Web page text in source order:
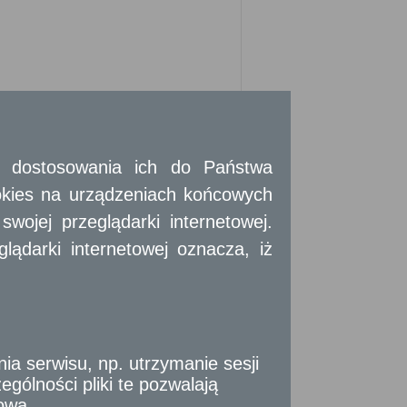
samorządu terytorialnego, organów
w związku z wykonywanymi
zgodą.
ich do Państwa
na urządzeniach końcowych
przeglądarki internetowej.
internetowej oznacza, iż
serwisu, np. utrzymanie sesji
pliki te pozwalają